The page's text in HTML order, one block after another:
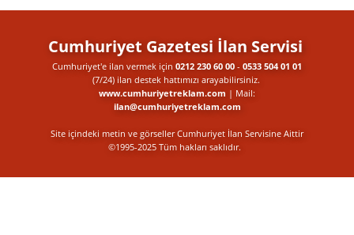
Cumhuriyet Gazetesi İlan Servisi
Cumhuriyet'e ilan vermek için 0212 230 60 00 - 0533 504 01 01
(7/24) ilan destek​ hattımızı arayabilirsiniz.
www.cumhuriyetreklam.com | Mail:
ilan@cumhuriyetreklam.com
Site içindeki metin ve görseller Cumhuriyet İlan Servisine Aittir
©1995-2025 Tüm hakları saklıdır.